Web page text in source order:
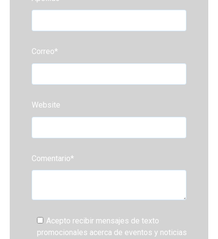
Correo*
Website
Comentario*
Acepto recibir mensajes de texto
promocionales acerca de eventos y noticias